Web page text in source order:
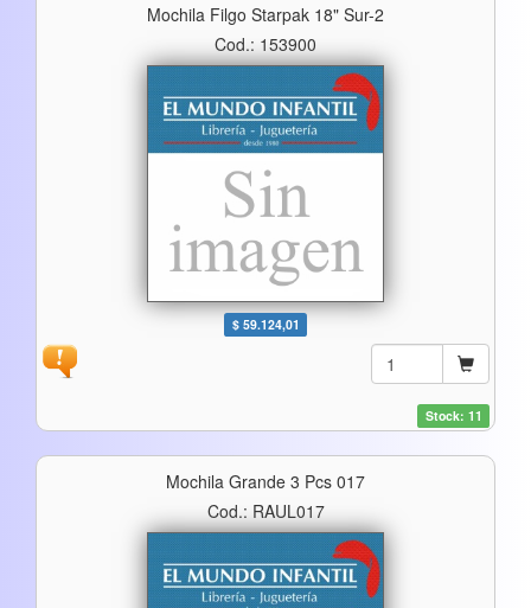
Mochila Filgo Starpak 18" Sur-2
Cod.: 153900
$ 59.124,01
Stock: 11
Mochila Grande 3 Pcs 017
Cod.: RAUL017